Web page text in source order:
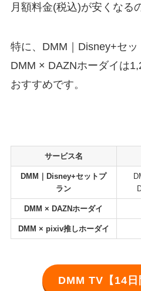
月額料金(税込)が安くなる
特に、DMM｜Disney+セ
DMM × DAZNホーダイは
おすすめです。
サービス名
DMM｜Disney+セットプ
ラン
DMM × DAZNホーダイ
DMM × pixiv推しホーダイ
DMM TV【14日